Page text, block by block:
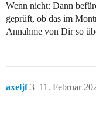
Wenn nicht: Dann
geprüft, ob das im
Annahme von Dir so
axeljf 11. Februar
3